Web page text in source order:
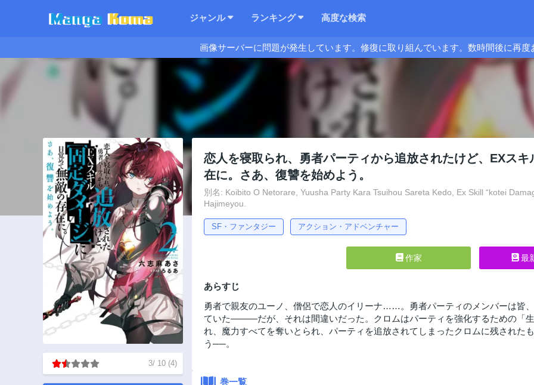
ジャンル ランキング 高度な検索
画像サーバーに問題が発生しています。修復に取り組んでいます。数時間後に再度
3/ 10 (4)
恋人を寝取られ、勇者パーティから追放されたけど、EXス
在に。さあ、復讐を始めよう。
別名: Koibito O Netorare, Yuusha Party Kara Tsuihou Sareta Kedo, Ex Skill “kotei
Hajimeyou.
SF・ファンタジー アクション・アドベンチャー
作家 最
あらすじ
勇者で親友のユーノ、僧侶で恋人のイリーナ……。勇者パーティのメンバーは皆
ていた―――だが、それは間違いだった。クロムはパーティを強化するための「
れ、魔力すべてを奪いとられ、パーティを追放されてしまったクロムに残された
う──。
巻一覧